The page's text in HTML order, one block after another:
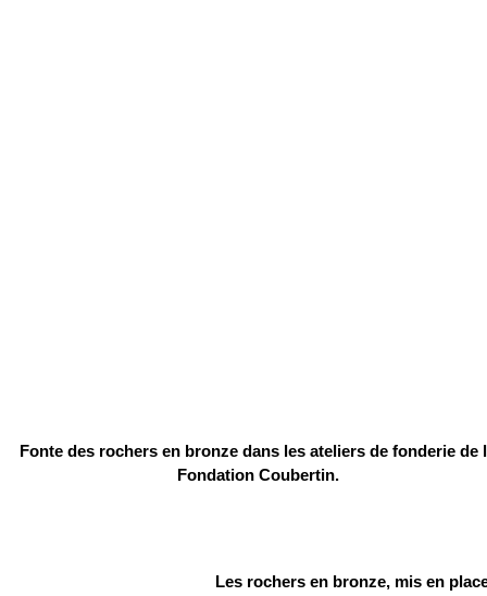
Fonte des rochers en bronze dans les ateliers de fonderie de
Fondation Coubertin.
Les rochers en bronze, mis en